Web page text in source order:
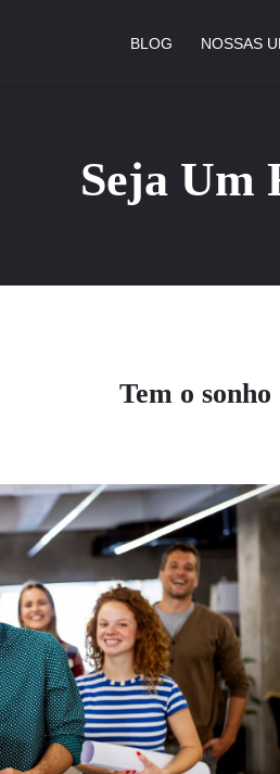
BLOG NOSSAS
Seja Um
Tem o